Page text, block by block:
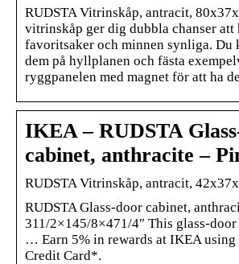
RUDSTA Vitrinskåp, antracit,
vitrinskåp ger dig dubbla chanser att
favoritsaker och minnen synliga. Du
dem på hyllplanen och fästa
ryggpanelen med magnet för att ha
IKEA – RUDSTA
cabinet, anthracite –
RUDSTA Vitrinskåp, antracit,
RUDSTA Glass-door cabinet,
311/2×145/8×471/4″ This glass-
… Earn 5% in rewards at IKEA using
Credit Card*.